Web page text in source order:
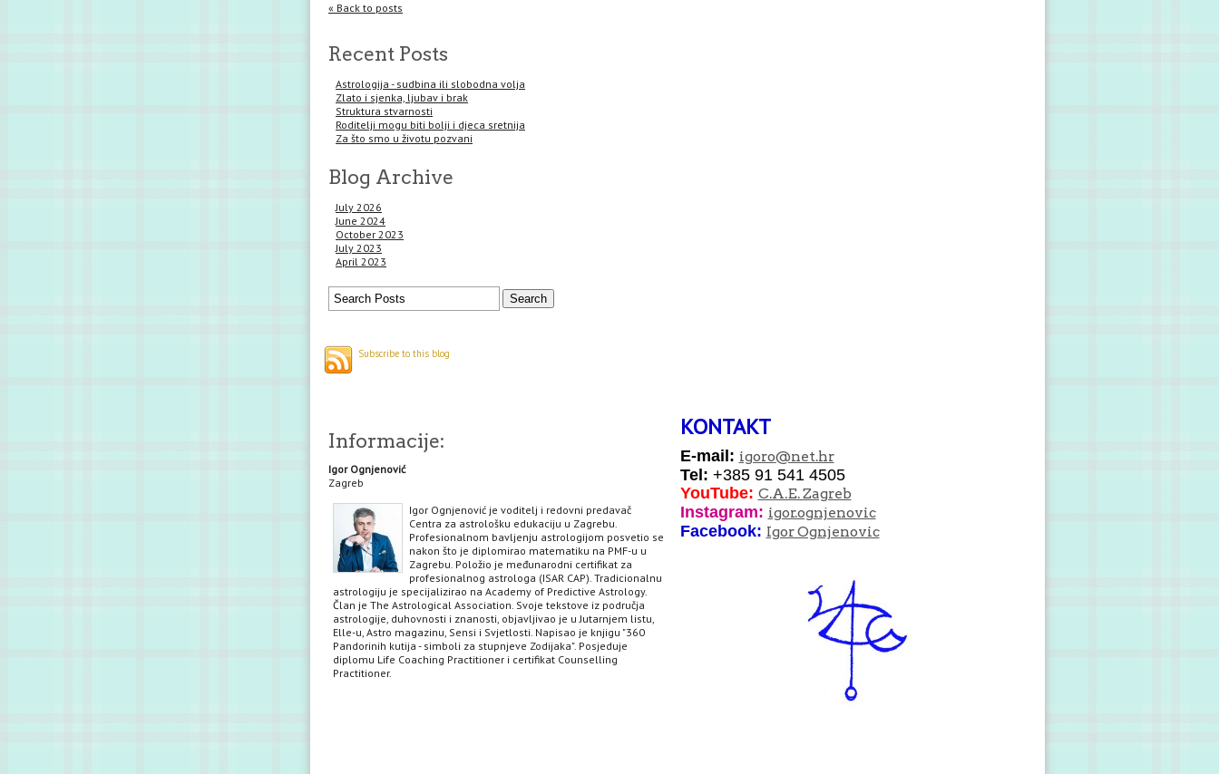
« Back to posts
Recent Posts
Astrologija - sudbina ili slobodna volja
Zlato i sjenka, ljubav i brak
Struktura stvarnosti
Roditelji mogu biti bolji i djeca sretnija
Za što smo u životu pozvani
Blog Archive
July 2026
June 2024
October 2023
July 2023
April 2023
Subscribe to this blog
Informacije:
Igor Ognjenović
Zagreb
Igor Ognjenović je voditelj i redovni predavač
Centra za astrološku edukaciju u Zagrebu.
Profesionalnom bavljenju astrologijom posvetio se
nakon što je diplomirao matematiku na PMF-u u
Zagrebu. Položio je međunarodni certifikat za
profesionalnog astrologa (ISAR CAP). Tradicionalnu
astrologiju je specijalizirao na Academy of Predictive Astrology.
Član je The Astrological Association. Svoje tekstove iz područja
astrologije, duhovnosti i znanosti, objavljivao je u Jutarnjem listu,
Elle-u, Astro magazinu, Sensi i Svjetlosti. Napisao je knjigu "360
Pandorinih kutija - simboli za stupnjeve Zodijaka". Posjeduje
diplomu Life Coaching Practitioner i certifikat Counselling
Practitioner.
KONTAKT
E-mail: igoro@net.hr
Tel: +385 91 541 4505
YouTube: C.A.E. Zagreb
Instagram: igor.ognjenovic
Facebook: Igor Ognjenovic